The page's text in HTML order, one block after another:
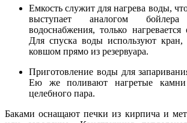
Емкость служит для нагрева воды,
выступает аналогом
водоснабжения, только
Для спуска воды используют
ковшом прямо из резервуара.
Приготовление воды для
Ею же поливают нагретые камни
целебного пара.
Баками оснащают печки из кирпича и